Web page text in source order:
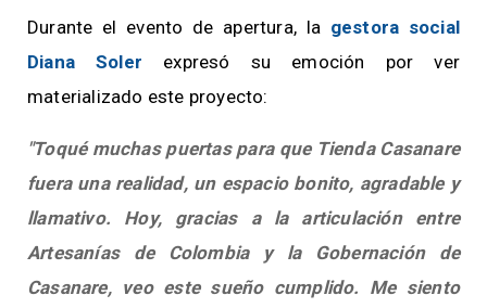
Durante el evento de apertura, la gestora social
Diana Soler expresó su emoción por ver
materializado este proyecto:
"Toqué muchas puertas para que Tienda Casanare
fuera una realidad, un espacio bonito, agradable y
llamativo. Hoy, gracias a la articulación entre
Artesanías de Colombia y la Gobernación de
Casanare, veo este sueño cumplido. Me siento